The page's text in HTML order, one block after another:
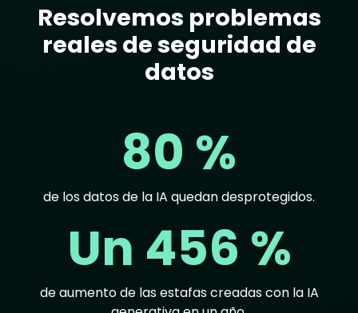
Text
Resolvemos problemas
reales de seguridad de
datos
80 %
de los datos de la IA quedan desprotegidos.
Un 456 %
de aumento de las estafas creadas con la IA